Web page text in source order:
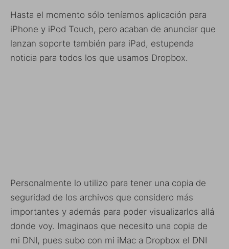
Hasta el momento sólo teníamos aplicación para
iPhone y iPod Touch, pero acaban de anunciar que
lanzan soporte también para iPad, estupenda
noticia para todos los que usamos Dropbox.
Personalmente lo utilizo para tener una copia de
seguridad de los archivos que considero más
importantes y además para poder visualizarlos allá
donde voy. Imaginaos que necesito una copia de
mi DNI, pues subo con mi iMac a Dropbox el DNI